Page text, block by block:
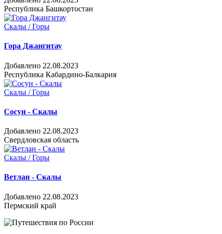
Республика Башкортостан
Скалы / Горы
Гора Джангитау
Добавлено 22.08.2023
Республика Кабардино-Балкария
Скалы / Горы
Сосун - Скалы
Добавлено 22.08.2023
Свердловская область
Скалы / Горы
Ветлан - Скалы
Добавлено 22.08.2023
Пермский край